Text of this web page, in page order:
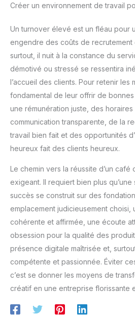
Créer un environnement de travail
Un turnover élevé est un fléau pour
engendre des coûts de
surtout, il nuit à la constance du
démotivé ou stressé se ressentira
l’accueil des clients. Pour retenir les
fondamental de leur offrir de
une rémunération juste, des horaires
communication transparente, de la
travail bien fait et des opportunités
heureux fait des clients heureux.
Le chemin vers la réussite d’un café
exigeant. Il requiert bien plus
succès se construit sur des
emplacement judicieusement choisi,
cohérente et affirmée, une écoute
obsession pour la qualité des
présence digitale maîtrisée et,
compétente et passionnée. Éviter
c’est se donner les moyens de
créatif en une entreprise florissante